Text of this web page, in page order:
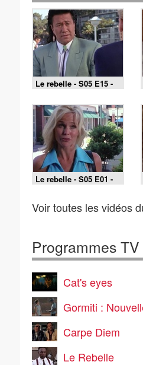
Le rebelle - S05 E15 -
Tueur en série cherche
victime
Le rebelle - S05 E01 -
Nouvelle recrue
Voir toutes les vidéos
Programmes
Cat's eyes
Gormiti :
Carpe Diem
Le Rebelle